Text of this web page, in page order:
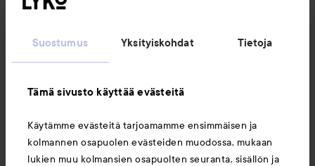
Suostumus Yksityiskohdat Tietoja
Tämä sivusto käyttää evästeitä
Käytämme evästeitä tarjoamamme ensimmäisen ja
kolmannen osapuolen evästeiden muodossa, mukaan
lukien muu kolmansien osapuolten seuranta, sisällön ja
Asiakaspalvelu
Tietoja
Saattaisit myös tykätä